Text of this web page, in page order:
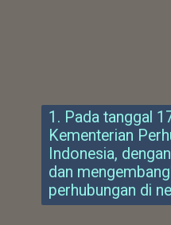
1. Pada tanggal
Kementerian
Indonesia,
dan
perhubungan di